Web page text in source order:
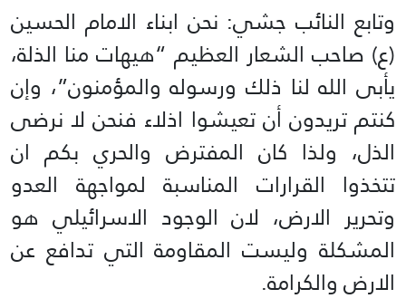
وتابع النائب جشي: نحن ابناء الامام الحسين
(ع) صاحب الشعار العظيم “هيهات منا الذلة،
يأبى الله لنا ذلك ‏ورسوله والمؤمنون”، وإن
كنتم تريدون أن تعيشوا اذلاء فنحن لا نرضى
الذل، ولذا كان المفترض والحري ‏بكم ان
تتخذوا القرارات المناسبة لمواجهة العدو
وتحرير الارض، لان الوجود الاسرائيلي هو
المشكلة وليست ‏المقاومة التي تدافع عن
الارض والكرامة.‏